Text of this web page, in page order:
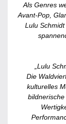
Als Genres
Avant-Pop,
Lulu
„Lulu
Die
kulturelles